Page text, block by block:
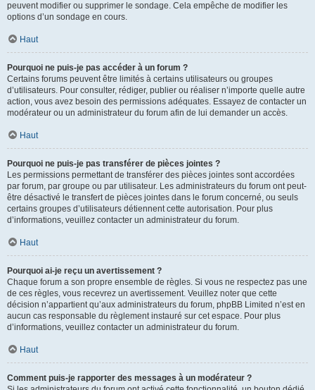
peuvent modifier ou supprimer le sondage. Cela empêche de modifier les
options d’un sondage en cours.
Haut
Pourquoi ne puis-je pas accéder à un forum ?
Certains forums peuvent être limités à certains utilisateurs ou groupes
d’utilisateurs. Pour consulter, rédiger, publier ou réaliser n’importe quelle autre
action, vous avez besoin des permissions adéquates. Essayez de contacter un
modérateur ou un administrateur du forum afin de lui demander un accès.
Haut
Pourquoi ne puis-je pas transférer de pièces jointes ?
Les permissions permettant de transférer des pièces jointes sont accordées
par forum, par groupe ou par utilisateur. Les administrateurs du forum ont peut-
être désactivé le transfert de pièces jointes dans le forum concerné, ou seuls
certains groupes d’utilisateurs détiennent cette autorisation. Pour plus
d’informations, veuillez contacter un administrateur du forum.
Haut
Pourquoi ai-je reçu un avertissement ?
Chaque forum a son propre ensemble de règles. Si vous ne respectez pas une
de ces règles, vous recevrez un avertissement. Veuillez noter que cette
décision n’appartient qu’aux administrateurs du forum, phpBB Limited n’est en
aucun cas responsable du règlement instauré sur cet espace. Pour plus
d’informations, veuillez contacter un administrateur du forum.
Haut
Comment puis-je rapporter des messages à un modérateur ?